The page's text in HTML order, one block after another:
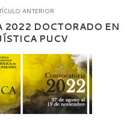
ANTERIOR
2022 DOCTORADO EN
PUCV